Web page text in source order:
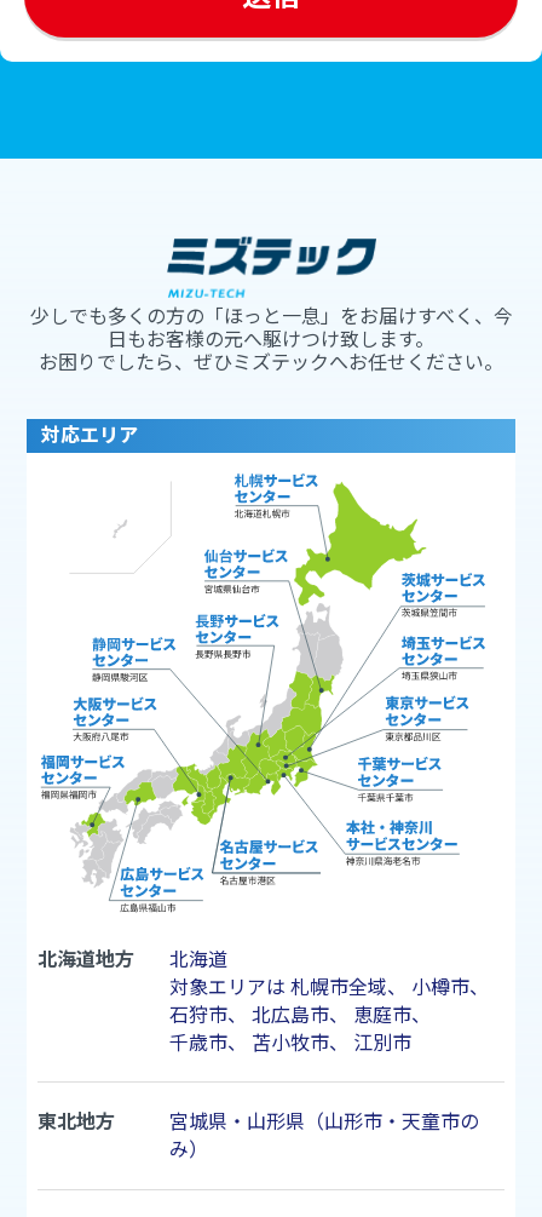
少しでも多くの方の「ほっと一息」をお届けすべく、今
日もお客様の元へ駆けつけ致します。
お困りでしたら、ぜひミズテックへお任せください。
対応エリア
北海道地方
北海道
対象エリアは 札幌市全域、 小樽市、
石狩市、 北広島市、 恵庭市、
千歳市、 苫小牧市、 江別市
東北地方
宮城県・山形県（山形市・天童市の
み）